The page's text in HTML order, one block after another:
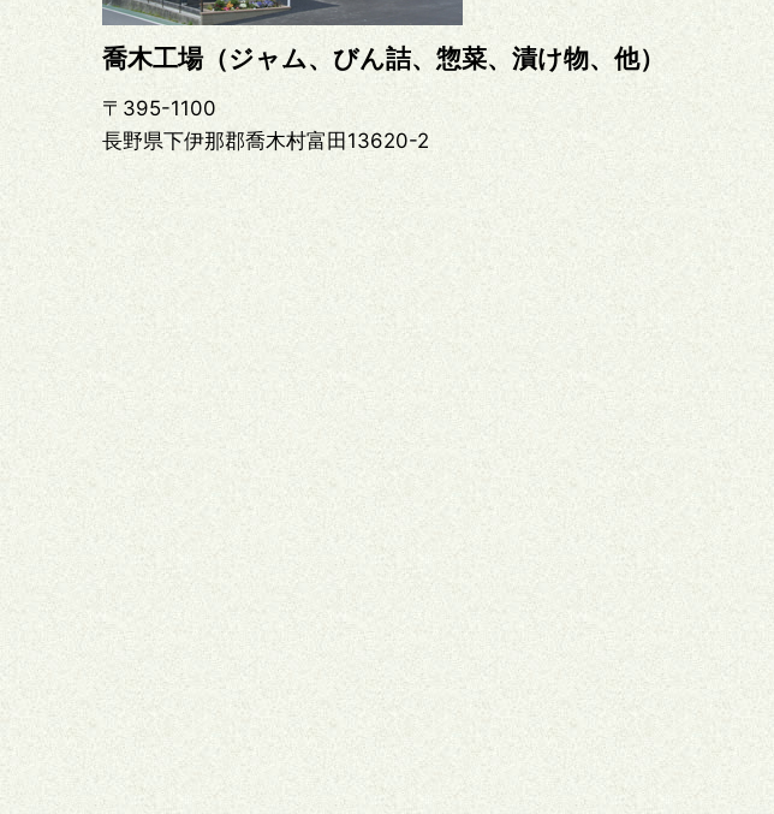
喬木工場（ジャム、びん詰、惣菜、漬け物、他）
〒395-1100
長野県下伊那郡喬木村富田13620-2